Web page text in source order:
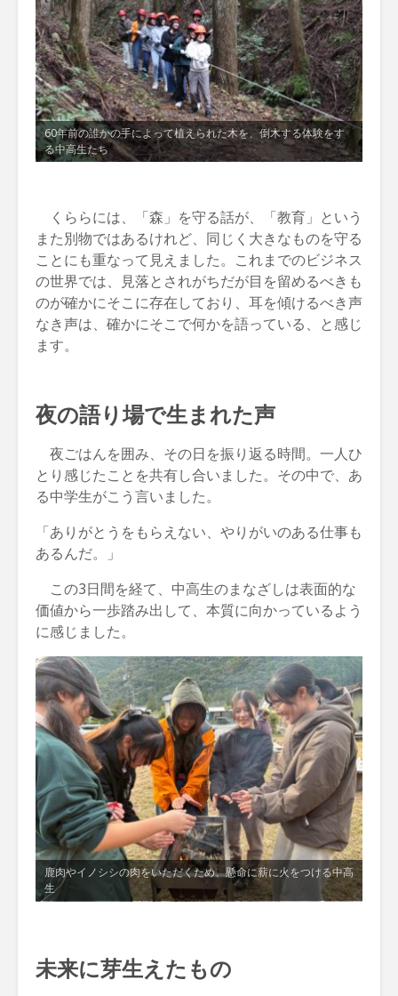
60年前の誰かの手によって植えられた木を、倒木する体験をす
る中高生たち
くららには、「森」を守る話が、「教育」という
また別物ではあるけれど、同じく大きなものを守る
ことにも重なって見えました。これまでのビジネス
の世界では、見落とされがちだが目を留めるべきも
のが確かにそこに存在しており、耳を傾けるべき声
なき声は、確かにそこで何かを語っている、と感じ
ます。
夜の語り場で生まれた声
夜ごはんを囲み、その日を振り返る時間。一人ひ
とり感じたことを共有し合いました。その中で、あ
る中学生がこう言いました。
「ありがとうをもらえない、やりがいのある仕事も
あるんだ。」
この3日間を経て、中高生のまなざしは表面的な
価値から一歩踏み出して、本質に向かっているよう
に感じました。
鹿肉やイノシシの肉をいただくため、懸命に薪に火をつける中高
生
未来に芽生えたもの